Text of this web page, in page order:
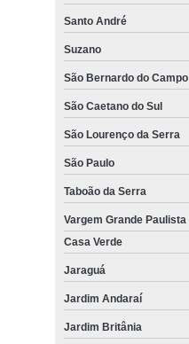
Santo André
Suzano
São Bernardo do Campo
São Caetano do Sul
São Lourenço da Serra
São Paulo
Taboão da Serra
Vargem Grande Paulista
Casa Verde
Jaraguá
Jardim Andaraí
Jardim Britânia